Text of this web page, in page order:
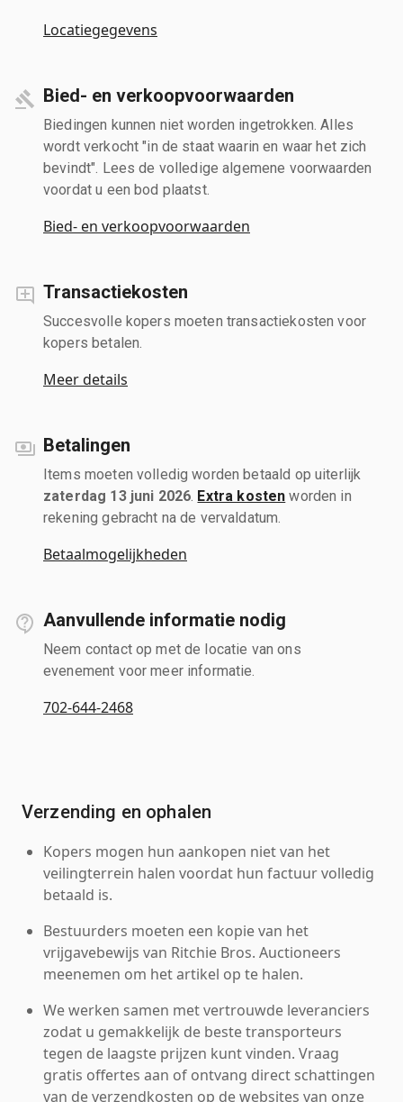
Locatiegegevens
Bied- en verkoopvoorwaarden
Biedingen kunnen niet worden ingetrokken. Alles
wordt verkocht "in de staat waarin en waar het zich
bevindt". Lees de volledige algemene voorwaarden
voordat u een bod plaatst.
Bied- en verkoopvoorwaarden
Transactiekosten
Succesvolle kopers moeten transactiekosten voor
kopers betalen.
Meer details
Betalingen
Items moeten volledig worden betaald op uiterlijk
zaterdag 13 juni 2026 Extra kosten worden in
rekening gebracht na de vervaldatum.
Betaalmogelijkheden
Aanvullende informatie nodig
Neem contact op met de locatie van ons
evenement voor meer informatie.
702-644-2468
Verzending en ophalen
Kopers mogen hun aankopen niet van het
veilingterrein halen voordat hun factuur volledig
betaald is.
Bestuurders moeten een kopie van het
vrijgavebewijs van Ritchie Bros. Auctioneers
meenemen om het artikel op te halen.
We werken samen met vertrouwde leveranciers
zodat u gemakkelijk de beste transporteurs
tegen de laagste prijzen kunt vinden. Vraag
gratis offertes aan of ontvang direct schattingen
van de verzendkosten op de websites van onze